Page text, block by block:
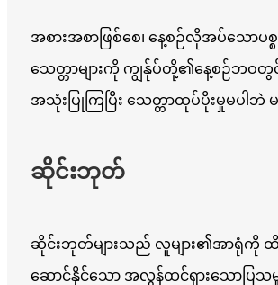
အစားအစာဖြစ်စေ၊ နေ့စဉ်လိုအပ်သောပစ္စ
သေတ္တာများကို ကျွန်ုပ်တို့၏နေ့စဉ်ဘဝ
အသုံးပြုကြပြီး သေတ္တာထုပ်ပိုးမှုမပါဘဲ မ
ဆိုင်းဘုတ်
ဆိုင်းဘုတ်များသည် လူများ၏အာရုံကို
ဆောင်နိုင်သော အလွန်ထင်ရှားသောပြသ